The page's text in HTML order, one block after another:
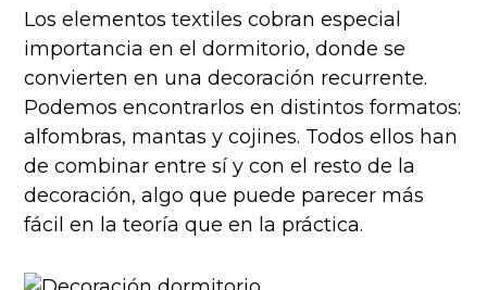
Los elementos textiles cobran especial
importancia en el dormitorio, donde se
convierten en una decoración recurrente.
Podemos encontrarlos en distintos formatos:
alfombras, mantas y cojines. Todos ellos han
de combinar entre sí y con el resto de la
decoración, algo que puede parecer más
fácil en la teoría que en la práctica.